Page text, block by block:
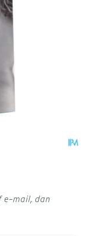
e-mail, dan